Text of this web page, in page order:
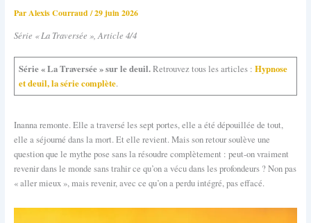
ParAlexis Courraud/29 juin 2026
Série « La Traversée », Article 4/4
Série « La Traversée » sur le deuil.Retrouvez tous les articles :Hypnose
et deuil, la série complète.
Inanna remonte. Elle a traversé les sept portes, elle a été dépouillée de tout,
elle a séjourné dans la mort. Et elle revient. Mais son retour soulève une
question que le mythe pose sans la résoudre complètement : peut-on vraiment
revenir dans le monde sans trahir ce qu’on a vécu dans les profondeurs ? Non pas
« aller mieux », mais revenir, avec ce qu’on a perdu intégré, pas effacé.